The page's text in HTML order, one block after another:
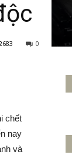
0
chết
nay
và